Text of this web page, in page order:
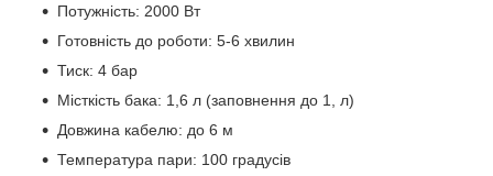
Потужність: 2000 Вт
Готовність до роботи: 5-6 хвилин
Тиск: 4 бар
Місткість бака: 1,6 л (заповнення до 1, л)
Довжина кабелю: до 6 м
Температура пари: 100 градусів